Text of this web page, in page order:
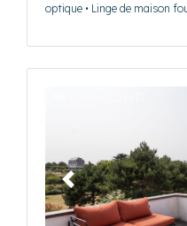
optique • Linge de maison
Précédent